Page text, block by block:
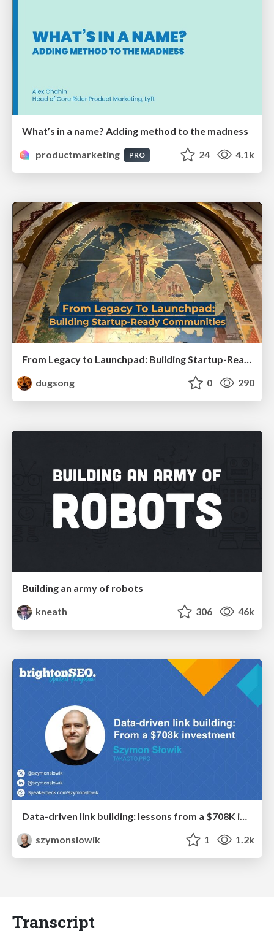
What’s in a name? Adding method to the madness
productmarketing
PRO 24 4.1k
From Legacy to Launchpad: Building Startup-Ready Communities
dugsong
0 290
Building an army of robots
kneath
306 46k
Data-driven link building: lessons from a $708K investment (BrightonSEO talk)
szymonslowik
1 1.2k
Transcript